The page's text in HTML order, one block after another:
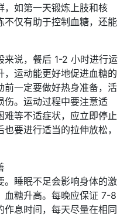
，如第一天锻炼上肢和核
不仅有助于控制血糖，还能
来说，餐后 1-2 小时进行运
运动能更好地促进血糖的
前一定要做好热身准备，活
伤。运动过程中要注意适
难等不适症状，应立即停止
要进行适当的拉伸放松，
。睡眠不足会影响身体的激
血糖升高。每晚应保证 7-8
息时间，每天尽量在相同